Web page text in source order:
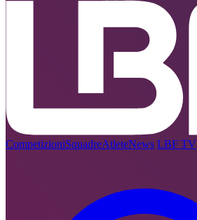
CompetizioniSquadreAtleteNews LBF TV